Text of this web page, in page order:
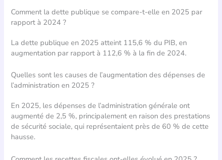
Comment la dette publique se compare-t-elle en 2025 par
rapport à 2024 ?
La dette publique en 2025 atteint 115,6 % du PIB, en
augmentation par rapport à 112,6 % à la fin de 2024.
Quelles sont les causes de l’augmentation des dépenses de
l’administration en 2025 ?
En 2025, les dépenses de l’administration générale ont
augmenté de 2,5 %, principalement en raison des prestations
de sécurité sociale, qui représentaient près de 60 % de cette
hausse.